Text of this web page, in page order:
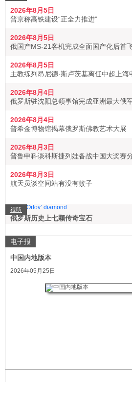
2026年8月5日
普京称高铁建设“正全力推进”
2026年8月5日
俄国产MS-21客机完成全面国产化后首
2026年8月5日
主教练列昂尼德·斯卢茨基离任中超上海
2026年8月4日
俄罗斯驻沈阳总领事馆完成亚洲最大俄
2026年8月4日
普希金博物馆揭幕俄罗斯佛教艺术大展
2026年8月3日
普鲁申科谈科斯捷列娃备战中国大奖赛
2026年8月3日
航天员谈空间站有没有蚊子
视听
俄罗斯历史上七颗传奇宝石
电子报
中国内地版本
2026年05月25日